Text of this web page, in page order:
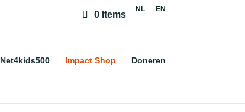
NL EN
0 Items
Net4kids500 Impact Shop Doneren